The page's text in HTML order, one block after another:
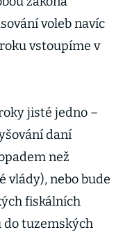
voleb navíc
vstoupíme v
jisté jedno –
daní
než
vlády), nebo bude
fiskálních
do tuzemských